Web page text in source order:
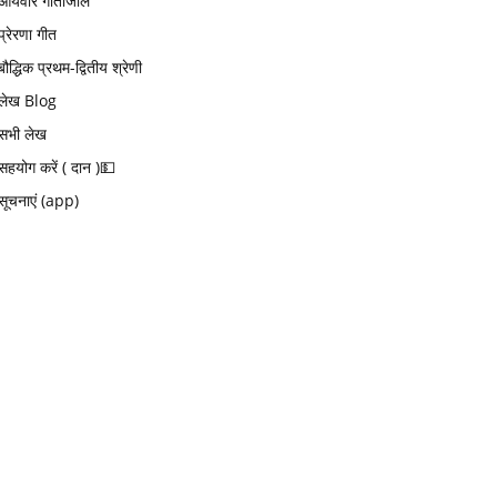
गीत
प्रथम-द्वितीय श्रेणी
Blog
लेख
करें ( दान )💵
(app)